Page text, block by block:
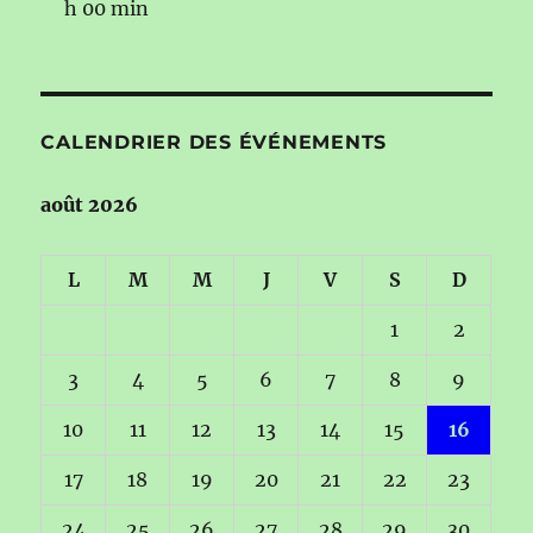
h 00 min
CALENDRIER DES ÉVÉNEMENTS
août 2026
L M M J V S D
1 2
3 4 5 6 7 8 9
10 11 12 13 14 15 16
17 18 19 20 21 22 23